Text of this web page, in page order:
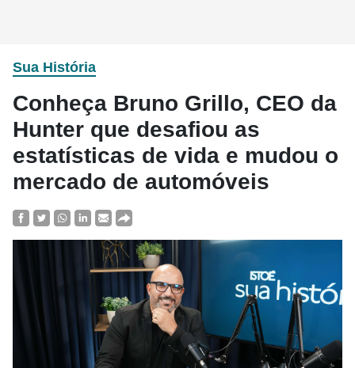
Sua História
Conheça Bruno Grillo, CEO da
Hunter que desafiou as
estatísticas de vida e mudou o
mercado de automóveis